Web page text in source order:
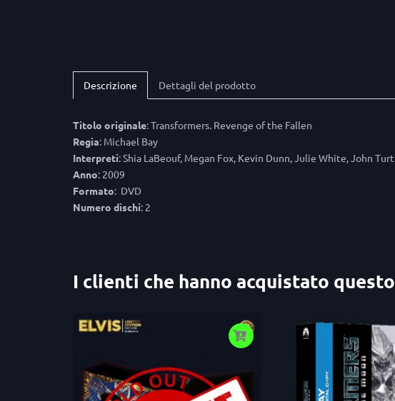
Descrizione Dettagli del prodotto
Titolo originale: Transformers. Revenge of the Fallen
Regia: Michael Bay
Interpreti: Shia LaBeouf, Megan Fox, Kevin Dunn, Julie White, John
Anno: 2009
Formato: DVD
Numero dischi: 2
I clienti che hanno acquistato